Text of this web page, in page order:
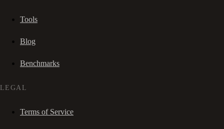
Tools
Blog
Benchmarks
LEGAL
Terms of Service